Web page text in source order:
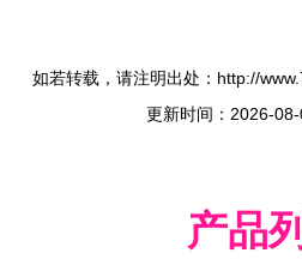
如若转载，请注明出处：http://
更新时间：2026-
产品